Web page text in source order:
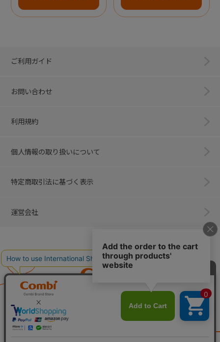
ご利用ガイド
お問い合わせ
利用規約
個人情報の取り扱いについて
特定商取引法に基づく表示
運営会社
ベビー用品のコンビ株式会社